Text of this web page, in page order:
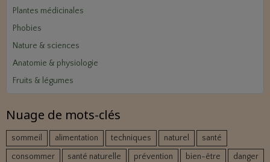
Plantes médicinales
Phobies
Nature & sciences
Anatomie & physiologie
Fruits & légumes
Nuage de mots-clés
sommeil alimentation techniques naturel
santé
consommer
santé naturelle prévention bien-être
danger